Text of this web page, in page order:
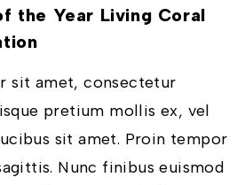
the Year Living Coral
sit amet, consectetur
pretium mollis ex, vel
sit amet. Proin tempor
Nunc finibus euismod